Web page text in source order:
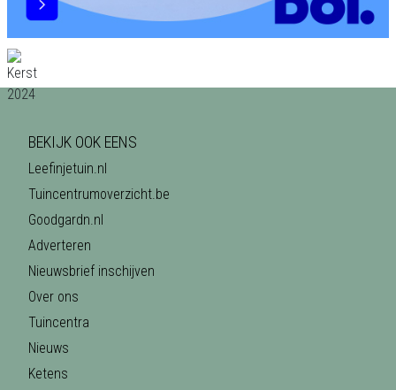
BEKIJK OOK EENS
Leefinjetuin.nl
Tuincentrumoverzicht.be
Goodgardn.nl
Adverteren
Nieuwsbrief inschijven
Over ons
Tuincentra
Nieuws
Ketens